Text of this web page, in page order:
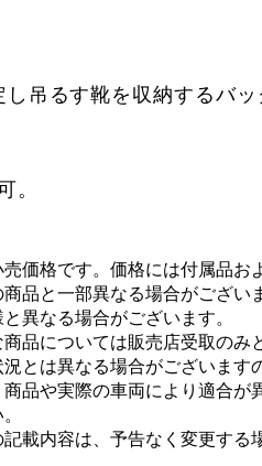
吊るす靴を収納するバッ
。
価格です。価格には付属品お
品と一部異なる場合がござい
異なる場合がございます。
品については販売店受取のみ
とは異なる場合がございます
品や実際の車両により適合が
載内容は、予告なく変更する